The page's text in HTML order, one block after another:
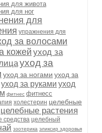
для живота
для ног
для
упражнения для
за волосами
кожей уход за
уход за
уход за ногами уход за
уход за руками уход
фитнес фитнесс
холестерин целебные
целебные растения
средства целебный
эзотерика эликсир здоровья